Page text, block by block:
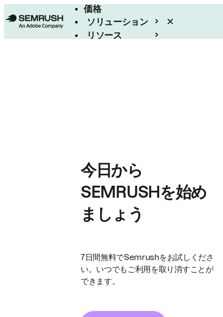
価格
ソリューション
リソース
今日から
SEMRUSHを始め
ましょう
7日間無料でSemrushをお試しくださ
い。いつでもご利用を取り消すことが
できます。